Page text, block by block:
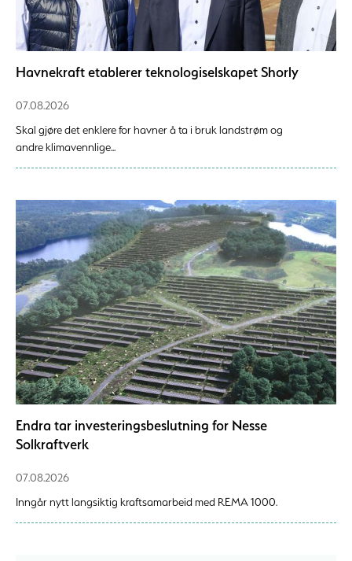
Havnekraft etablerer teknologiselskapet Shorly
07.08.2026
Skal gjøre det enklere for havner å ta i bruk landstrøm og
andre klimavennlige...
Endra tar investeringsbeslutning for Nesse
Solkraftverk
07.08.2026
Inngår nytt langsiktig kraftsamarbeid med REMA 1000.